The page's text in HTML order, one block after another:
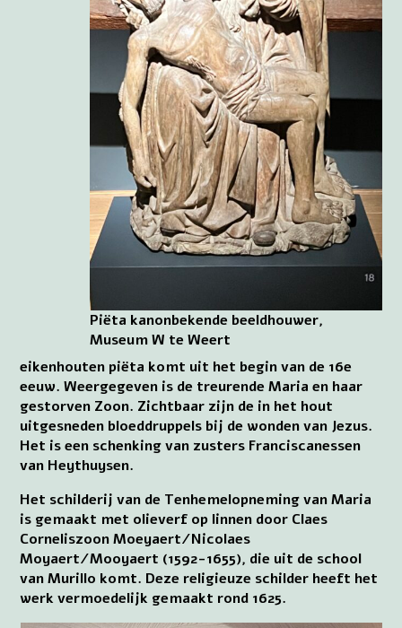
Piëta kanonbekende beeldhouwer,
Museum W te Weert
eikenhouten piëta komt uit het begin van de 16e
eeuw. Weergegeven is de treurende Maria en haar
gestorven Zoon. Zichtbaar zijn de in het hout
uitgesneden bloeddruppels bij de wonden van Jezus.
Het is een schenking van zusters Franciscanessen
van Heythuysen.
Het schilderij van de Tenhemelopneming van Maria
is gemaakt met olieverf op linnen door Claes
Corneliszoon Moeyaert/Nicolaes
Moyaert/Mooyaert (1592-1655), die uit de school
van Murillo komt. Deze religieuze schilder heeft het
werk vermoedelijk gemaakt rond 1625.